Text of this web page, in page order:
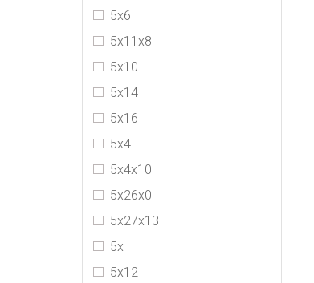
Loewe
Louis Vuitton
MIU MIU
MM6 Maison Margiela
Off-White
PRADA
Staud
The Row
Yves Saint Laurent
5x6
5х11х8
5х10
5х14
5х16
5x4
5х4х10
5х26х0
5х27х13
5x
5x12